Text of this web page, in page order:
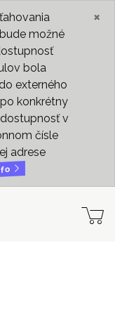
možné
bola
externého
konkrétny
v
čísle
adrese
×